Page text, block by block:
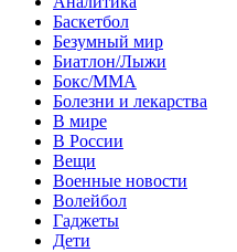
Баскетбол
Безумный мир
Биатлон/Лыжи
Бокс/MMA
Болезни и лекарства
В мире
В России
Вещи
Военные новости
Волейбол
Гаджеты
Дети